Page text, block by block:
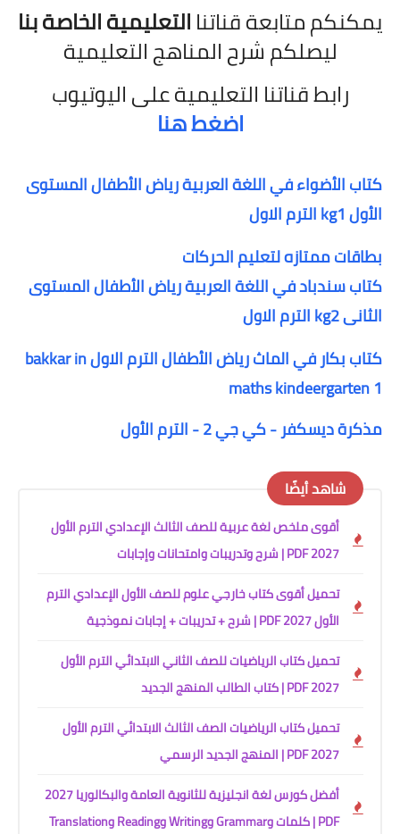
يمكنكم متابعة قناتناالتعليمية الخاصة بنا
ليصلكم شرح المناهج التعليمية
رابط قناتنا التعليمية على اليوتيوب
اضغط هنا
كتاب الأضواء في اللغة العربية رياض الأطفال المستوى
الأول kg1 الترم الاول
بطاقات ممتازه لتعليم الحركات
كتاب سندباد في اللغة العربية رياض الأطفال المستوى
الثانى kg2 الترم الاول
كتاب بكار في الماث رياض الأطفال الترم الاول bakkar in
maths kindeergarten 1
مذكرة ديسكفر - كي جي 2 - الترم الأول
شاهد أيضًا
أقوى ملخص لغة عربية للصف الثالث الإعدادي الترم الأول
2027 PDF | شرح وتدريبات وامتحانات وإجابات
تحميل أقوى كتاب خارجي علوم للصف الأول الإعدادي الترم
الأول 2027 PDF | شرح + تدريبات + إجابات نموذجية
تحميل كتاب الرياضيات للصف الثاني الابتدائي الترم الأول
2027 PDF | كتاب الطالب المنهج الجديد
تحميل كتاب الرياضيات الصف الثالث الابتدائي الترم الأول
2027 PDF | المنهج الجديد الرسمي
أفضل كورس لغة انجليزية للثانوية العامة والبكالوريا 2027
PDF | كلمات وGrammar وWriting وReading وTranslation